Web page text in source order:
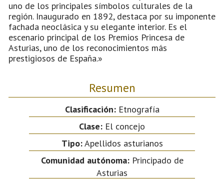
uno de los principales símbolos culturales de la
región. Inaugurado en 1892, destaca por su imponente
fachada neoclásica y su elegante interior. Es el
escenario principal de los Premios Princesa de
Asturias, uno de los reconocimientos más
prestigiosos de España.»
Resumen
Clasificación:Etnografía
Clase: El concejo
Tipo:Apellidos asturianos
Comunidad autónoma:Principado de
Asturias